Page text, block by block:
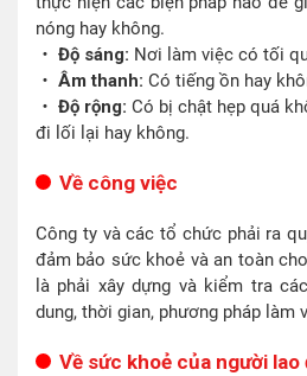
nóng hay không.
・ Độ sáng: Nơi làm việc có tối
・ Âm thanh: Có tiếng ồn hay
・ Độ rộng: Có bị chật hẹp quá
đi lối lại hay không.
Về công việc
Công ty và các tổ chức phải ra
đảm bảo sức khoẻ và an toàn
là phải xây dựng và kiểm tra
dung, thời gian, phương pháp làm
Về sức khoẻ của người lao